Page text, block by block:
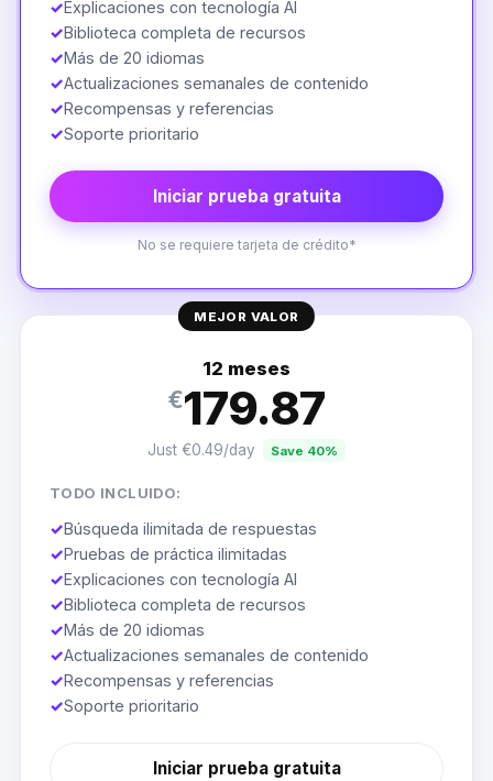
✓Explicaciones con tecnología AI
✓Biblioteca completa de recursos
✓Más de 20 idiomas
✓Actualizaciones semanales de contenido
✓Recompensas y referencias
✓Soporte prioritario
Iniciar prueba gratuita
No se requiere tarjeta de crédito*
MEJOR VALOR
12 meses
€179.87
Just €0.49/day Save 40%
TODO INCLUIDO:
✓Búsqueda ilimitada de respuestas
✓Pruebas de práctica ilimitadas
✓Explicaciones con tecnología AI
✓Biblioteca completa de recursos
✓Más de 20 idiomas
✓Actualizaciones semanales de contenido
✓Recompensas y referencias
✓Soporte prioritario
Iniciar prueba gratuita